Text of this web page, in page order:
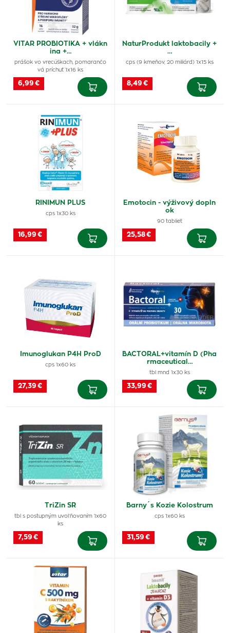
VITAR PROBIOTIKA + vlákn
ina +…
prášok vo vrecúškach, pomarančo
vá príchuť 1x16 ks
6,99 €
NaturProdukt laktobacily +
…
cps (9 kmeňov, 20 miliárd) 1x15 ks
8,49 €
RINIMUN PLUS
cps 1x30 ks
16,99 €
Emotocin - výživový dopln
ok
90 tabliet
25,58 €
Imunoglukan P4H ProD
cps 1x60 ks
27,39 €
BACTORAL+vitamín D (Pha
rmaceutical…
tbl mnd 1x30 ks
33,99 €
TriZin SR
tbl s postupným uvoľňovaním 1x60
ks
7,59 €
Barny´s Kozie Kolostrum
cps 1x60 ks
31,59 €